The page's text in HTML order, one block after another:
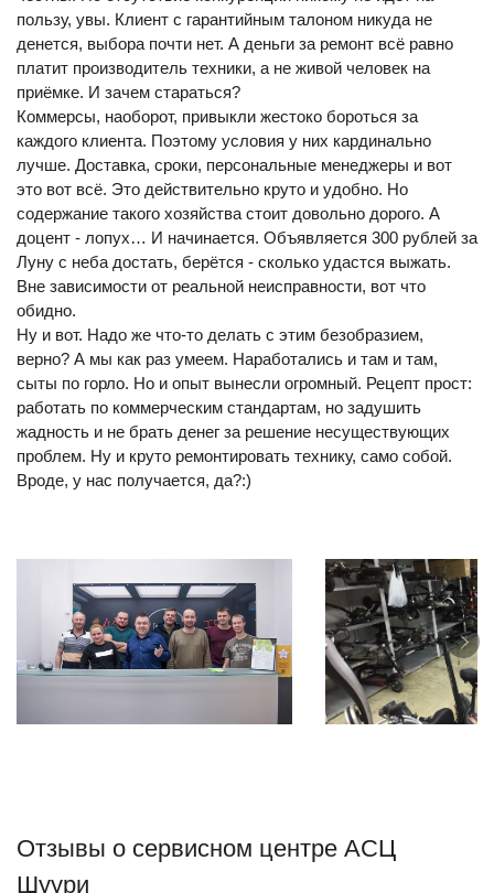
пользу, увы. Клиент с гарантийным талоном никуда не
денется, выбора почти нет. А деньги за ремонт всё равно
платит производитель техники, а не живой человек на
приёмке. И зачем стараться?
Коммерсы, наоборот, привыкли жестоко бороться за
каждого клиента. Поэтому условия у них кардинально
лучше. Доставка, сроки, персональные менеджеры и вот
это вот всё. Это действительно круто и удобно. Но
содержание такого хозяйства стоит довольно дорого. А
доцент - лопух… И начинается. Объявляется 300 рублей за
Луну с неба достать, берётся - сколько удастся выжать.
Вне зависимости от реальной неисправности, вот что
обидно.
Ну и вот. Надо же что-то делать с этим безобразием,
верно? А мы как раз умеем. Наработались и там и там,
сыты по горло. Но и опыт вынесли огромный. Рецепт прост:
работать по коммерческим стандартам, но задушить
жадность и не брать денег за решение несуществующих
проблем. Ну и круто ремонтировать технику, само собой.
Вроде, у нас получается, да?:)
Отзывы о сервисном центре АСЦ
Шуури